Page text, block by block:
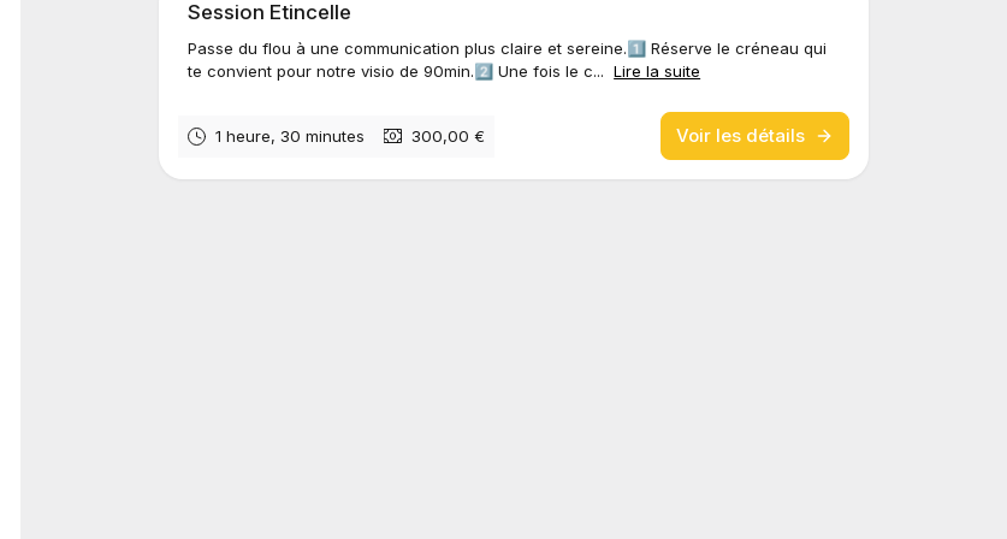
Session Etincelle
Passe du flou à une communication plus claire et sereine.1️⃣ Réserve le créneau qui
te convient pour notre visio de 90min.2️⃣ Une fois le c... Lire la suite
1 heure, 30 minutes 300,00 € Voir les détails